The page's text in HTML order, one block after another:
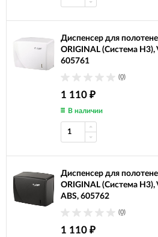
Диспенсер для
ORIGINAL (Система
605761
(0)
1 110 ₽
В наличии
Диспенсер для
ORIGINAL (Система
ABS, 605762
(0)
1 110 ₽